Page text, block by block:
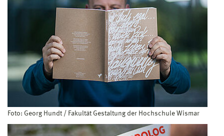
Foto: Georg Hundt / Fakultät Gestaltung der Hochschule Wismar